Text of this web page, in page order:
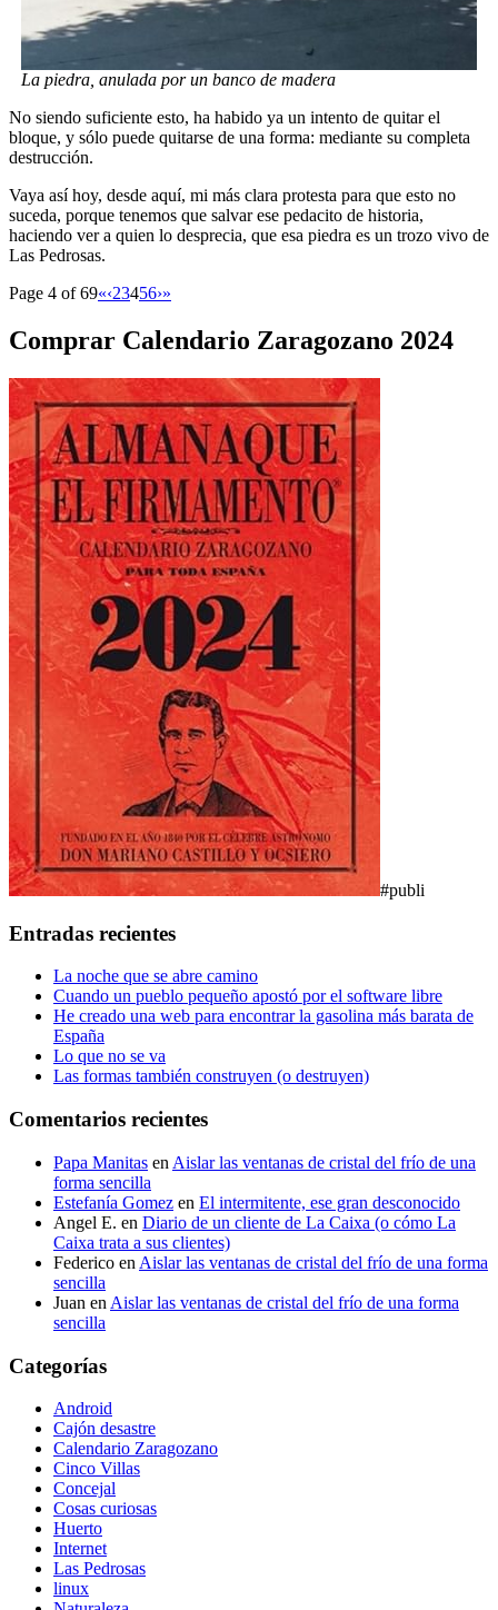
La piedra, anulada por un banco de madera
No siendo suficiente esto, ha habido ya un intento de quitar el
bloque, y sólo puede quitarse de una forma: mediante su completa
destrucción.
Vaya así hoy, desde aquí, mi más clara protesta para que esto no
suceda, porque tenemos que salvar ese pedacito de historia,
haciendo ver a quien lo desprecia, que esa piedra es un trozo vivo de
Las Pedrosas.
Page 4 of 69«‹23456›»
Comprar Calendario Zaragozano 2024
#publi
Entradas recientes
La noche que se abre camino
Cuando un pueblo pequeño apostó por el software libre
He creado una web para encontrar la gasolina más barata de
España
Lo que no se va
Las formas también construyen (o destruyen)
Comentarios recientes
Papa Manitas en Aislar las ventanas de cristal del frío de una
forma sencilla
Estefanía Gomez en El intermitente, ese gran desconocido
Angel E. en Diario de un cliente de La Caixa (o cómo La
Caixa trata a sus clientes)
Federico en Aislar las ventanas de cristal del frío de una forma
sencilla
Juan en Aislar las ventanas de cristal del frío de una forma
sencilla
Categorías
Android
Cajón desastre
Calendario Zaragozano
Cinco Villas
Concejal
Cosas curiosas
Huerto
Internet
Las Pedrosas
linux